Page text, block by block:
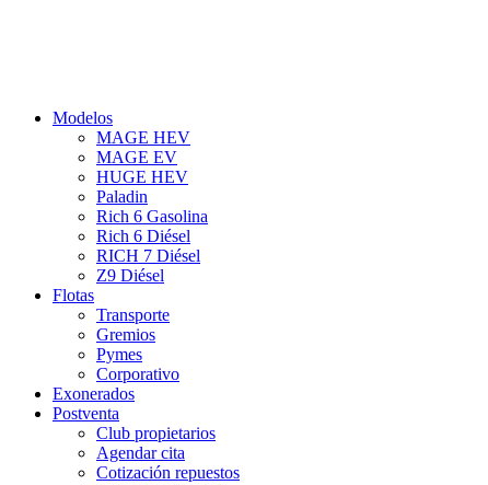
Modelos
MAGE HEV
MAGE EV
HUGE HEV
Paladin
Rich 6 Gasolina
Rich 6 Diésel
RICH 7 Diésel
Z9 Diésel
Flotas
Transporte
Gremios
Pymes
Corporativo
Exonerados
Postventa
Club propietarios
Agendar cita
Cotización repuestos